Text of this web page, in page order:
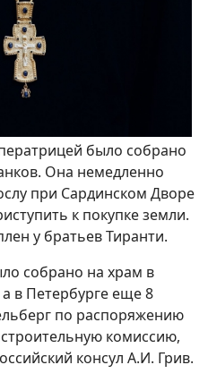
было собрано
Она немедленно
при Сардинском Дворе
к покупке земли.
у братьев Тиранти.
собрано на храм в
в Петербурге еще 8
по распоряжению
комиссию,
консул А.И. Грив.